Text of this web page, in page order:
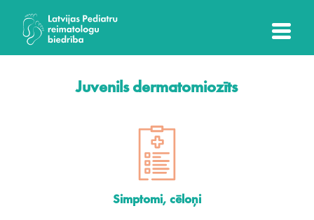
Juvenils dermatomiozīts
Simptomi, cēloņi